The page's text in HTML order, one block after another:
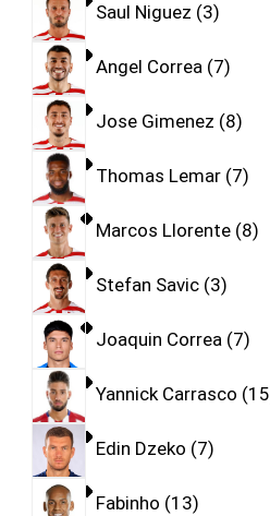
Saul Niguez 3
Angel Correa 7
Jose Gimenez 8
Thomas Lemar 7
Marcos Llorente 8
Stefan Savic 3
Joaquin Correa 7
Yannick Carrasco 15
Edin Dzeko 7
Fabinho 13